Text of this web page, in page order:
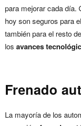
para mejorar cada día.
hoy son seguros para
también para el resto de
los avances
Frenado
La mayoría de los